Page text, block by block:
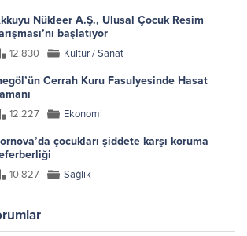
Nükleer A.Ş., Ulusal Çocuk Resim
başlatıyor
12.830 Kültür / Sanat
Cerrah Kuru Fasulyesinde Hasat
12.227 Ekonomi
çocukları şiddete karşı koruma
10.827 Sağlık